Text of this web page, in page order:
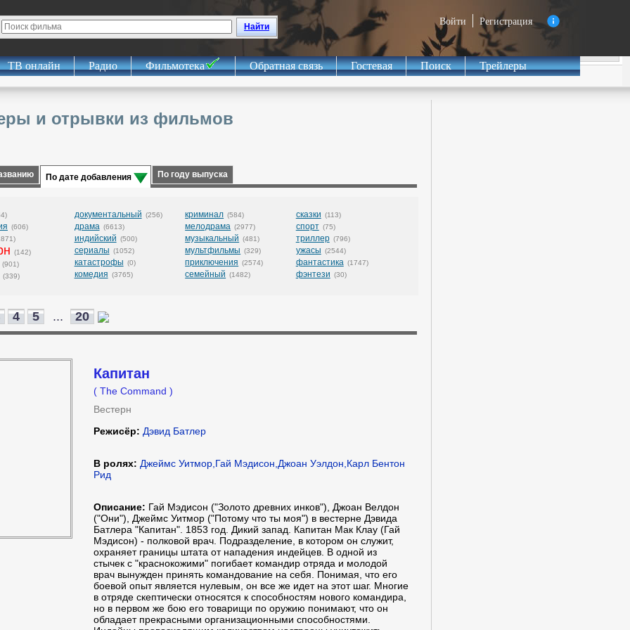
Войти Регистрация
Найти
ТВ онлайн Радио Фильмотека Обратная связь Гостевая Поиск Трейлеры
и отрывки из фильмов
По дате добавления По году выпуска
(606)
(142)
(901)
(339)
документальный (256)
драма (6613)
индийский (500)
сериалы (1052)
катастрофы (0)
комедия (3765)
криминал (584)
мелодрама (2977)
музыкальный (481)
мультфильмы (329)
приключения (2574)
семейный (1482)
сказки (113)
спорт (75)
триллер (796)
ужасы (2544)
фантастика (1747)
фэнтези (30)
4 5 ... 20
Капитан
( The Command )
Вестерн
Режисёр: Дэвид Батлер
В ролях: Джеймс Уитмор,Гай Мэдисон,Джоан Уэлдон,Карл Бентон
Рид
Описание: Гай Мэдисон ("Золото древних инков"), Джоан Велдон
("Они"), Джеймс Уитмор ("Потому что ты моя") в вестерне Дэвида
Батлера "Капитан". 1853 год. Дикий запад. Капитан Мак Клау (Гай
Мэдисон) - полковой врач. Подразделение, в котором он служит,
охраняет границы штата от нападения индейцев. В одной из
стычек с "краснокожими" погибает командир отряда и молодой
врач вынужден принять командование на себя. Понимая, что его
боевой опыт является нулевым, он все же идет на этот шаг. Многие
в отряде скептически относятся к способностям нового командира,
но в первом же бою его товарищи по оружию понимают, что он
обладает прекрасными организационными способностями.